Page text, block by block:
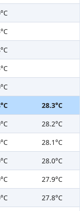
28.3°C
28.2°C
28.1°C
28.0°C
27.9°C
27.8°C